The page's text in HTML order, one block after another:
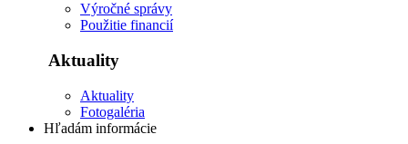
Výročné správy
Použitie financií
Aktuality
Aktuality
Fotogaléria
Hľadám informácie